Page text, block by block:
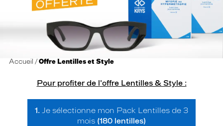
Accueil Offre Lentilles et Style
Pour profiter de l'offre Lentilles & Style :
1. Je sélectionne mon Pack Lentilles de 3
mois (180 lentilles)